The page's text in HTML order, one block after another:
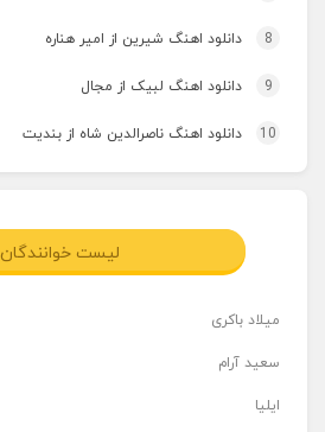
8 دانلود اهنگ شیرین از امیر هناره
9 دانلود اهنگ لبیک از مجال
10 دانلود اهنگ ناصرالدین شاه از بندیت
لیست خوانندگان
میلاد باکری
سعید آرام
ایلیا